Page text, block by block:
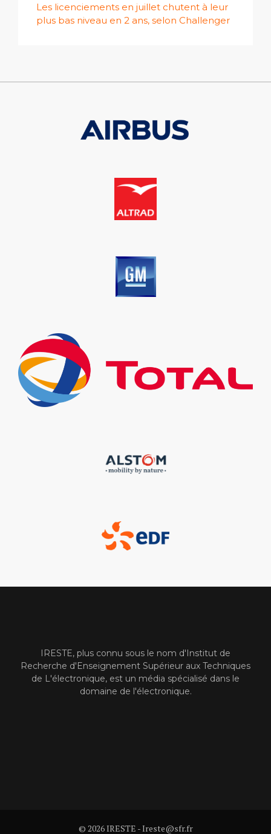
Les licenciements en juillet chutent à leur
plus bas niveau en 2 ans, selon Challenger
IRESTE, plus connu sous le nom d'Institut de
Recherche d'Enseignement Supérieur aux Techniques
de L'électronique, est un média spécialisé dans le
domaine de l'électronique.
© 2026 IRESTE - Ireste@sfr.fr